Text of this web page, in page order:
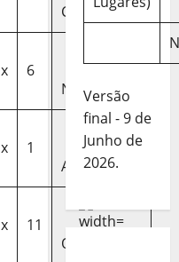
CCCD
x
6
NCB B
x
1
AS4W B
x
11
OSC
Versão
final - 9 de
Junho de
2026.